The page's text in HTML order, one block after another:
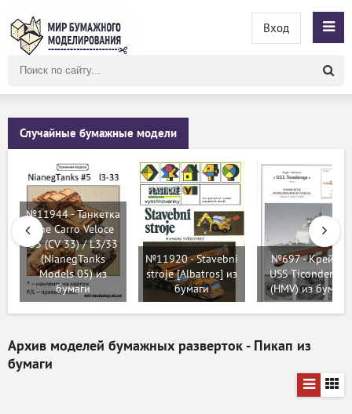
сайту
Вход
Случайные бумажные модели
№11944 - Танкетка
The Carro Veloce
33 (CV 33) / L3/33
(NianegTanks
Models 05) из
бумаги
№11920 - Stavebni
stroje [Albatros] из
бумаги
№697 - Крейсер
USS Ticonderoga
(HMV) из бумаги
Архив моделей бумажных разверток - Пикап из
бумаги